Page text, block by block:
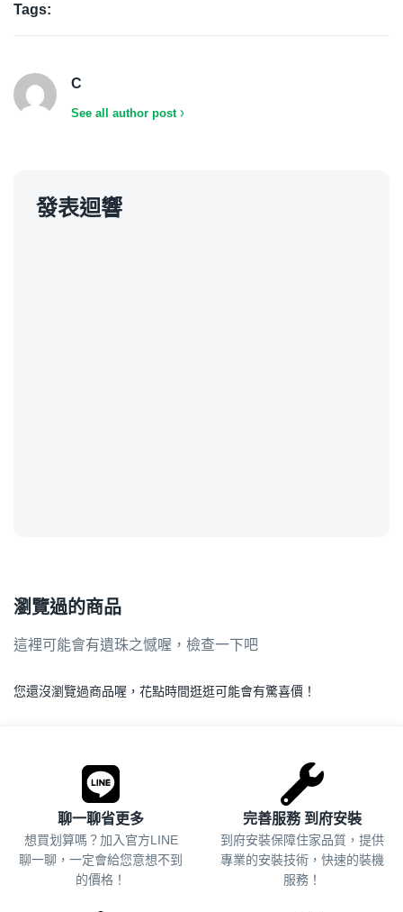
Tags:
C
See all author post
發表迴響
瀏覽過的商品
這裡可能會有遺珠之憾喔，檢查一下吧
您還沒瀏覽過商品喔，花點時間逛逛可能會有驚喜價！
聊一聊省更多
想買划算嗎？加入官方LINE
聊一聊，一定會給您意想不到
的價格！
完善服務 到府安裝
到府安裝保障住家品質，提供
專業的安裝技術，快速的裝機
服務！